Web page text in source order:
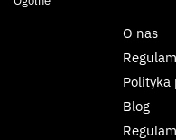
O nas
Polityka
Blog